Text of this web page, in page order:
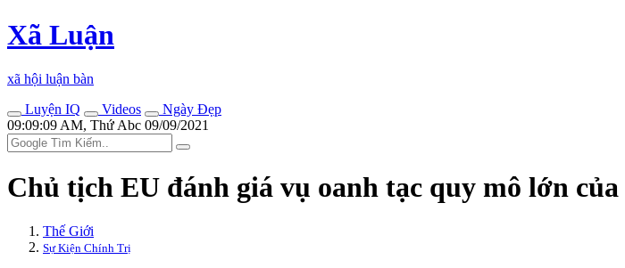
Xã Luận
xã hội luận bàn
Luyện IQ
Videos
Ngày Đẹp
09:09:09 AM, Thứ Abc 09/09/2021
Chủ tịch EU đánh giá vụ oanh tạc quy mô lớn
Thế Giới
Sự Kiện Chính Trị